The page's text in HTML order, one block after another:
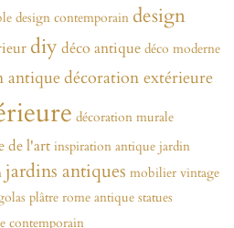
design contemporain design
diy déco antique déco moderne
antiquedécoration extérieure
décoration murale
de l'art inspiration antique jardin
jardins antiques mobilier vintage
plâtre rome antique statues
contemporain